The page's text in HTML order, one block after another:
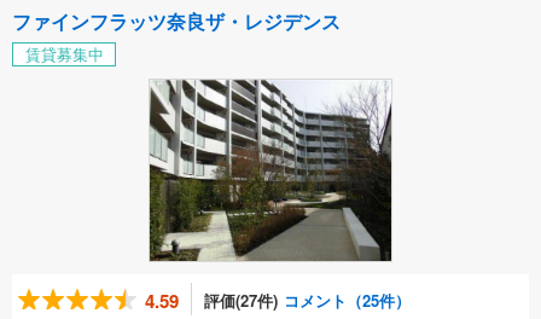
ファインフラッツ奈良ザ・レジデンス
賃貸募集中
4.59 評価(27件) コメント（25件）